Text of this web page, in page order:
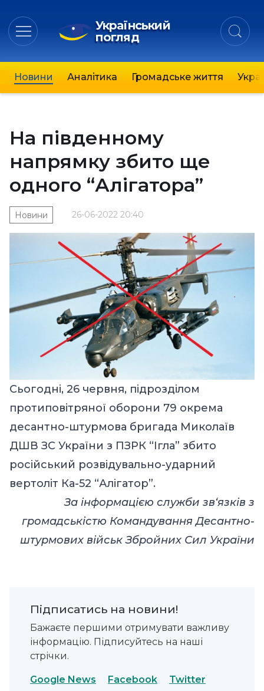
Український
погляд
Новини Аналітика Громадське життя
На південному
напрямку збито ще
одного “Алігатора”
26-06-2022 20:40
Новини
Сьогодні, 26 червня, підрозділом
протиповітряної оборони 79 окрема
десантно-штурмова бригада Миколаїв
ДШВ ЗС України з ПЗРК “Ігла” збито
російський розвідувально-ударний
вертоліт Ка-52 “Алігатор”.
За інформацією служби зв‘язків з
громадськістю Командування Десантно-
штурмових військ Збройних Сил України
Підписатись на новини!
Бажаєте першими отримувати важливу
інформацію. Підписуйтесь на наші
стрічки.
Google News Facebook Twitter